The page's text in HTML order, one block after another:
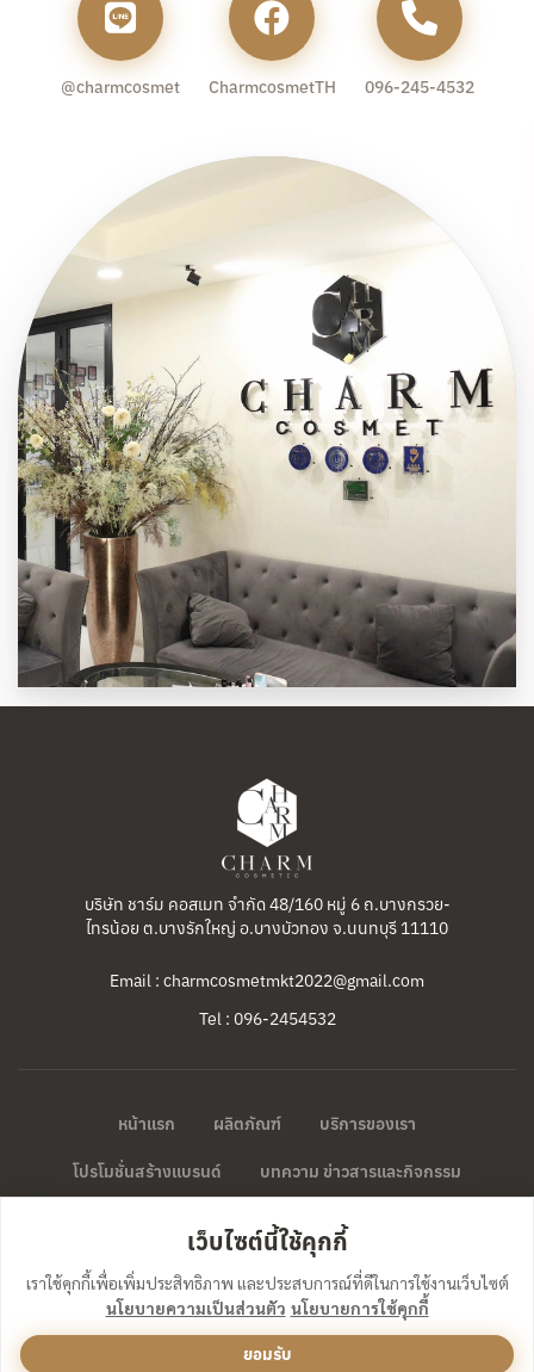
@charmcosmet CharmcosmetTH 096-245-4532
บริษัท ชาร์ม คอสเมท จำกัด 48/160 หมู่ 6 ถ.บางกรวย-
ไทรน้อย ต.บางรักใหญ่ อ.บางบัวทอง จ.นนทบุรี 11110
Email : charmcosmetmkt2022@gmail.com
Tel : 096-2454532
หน้าแรก ผลิตภัณฑ์ บริการของเรา
โปรโมชั่นสร้างแบรนด์ บทความ ข่าวสารและกิจกรรม
ติดต่อทำแบรนด์
เว็บไซต์นี้ใช้คุกกี้
เราใช้คุกกี้เพื่อเพิ่มประสิทธิภาพ และประสบการณ์ที่ดีในการใช้งานเว็บไซต์
นโยบายความเป็นส่วนตัว นโยบายการใช้คุกกี้
ยอมรับ
ติดต่อเราที่นี่ได้เลยค่ะ